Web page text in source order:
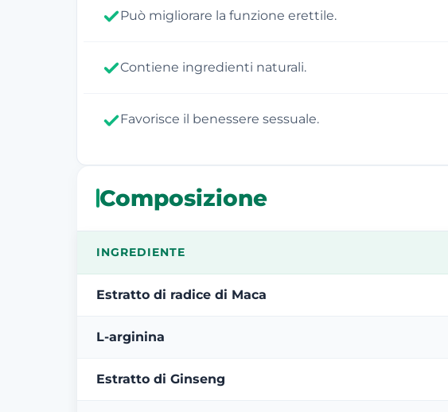
Può migliorare la funzione erettile.
Contiene ingredienti naturali.
Favorisce il benessere sessuale.
Composizione
INGREDIENTE
Estratto di radice di Maca
L-arginina
Estratto di Ginseng